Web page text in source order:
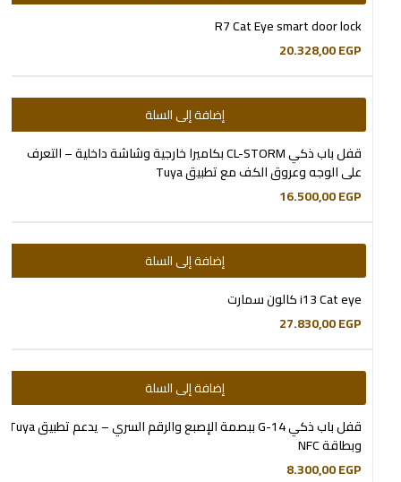
R7 Cat Eye smart door lock
20.328,00EGP
إضافة إلى السلة
قفل باب ذكي CL-STORM بكاميرا خارجية وشاشة داخلية – التعرف
على الوجه وعروق الكف مع تطبيق Tuya
16.500,00EGP
إضافة إلى السلة
i13 Cat eye كالون سمارت
27.830,00EGP
إضافة إلى السلة
قفل باب ذكي G-14 ببصمة الإصبع والرقم السري – يدعم تطبيق Tuya
وبطاقة NFC
8.300,00EGP